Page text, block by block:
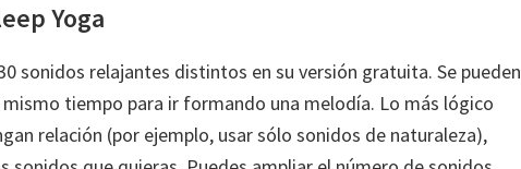
Yoga
sonidos relajantes distintos en su versión gratuita. Se pueden
tiempo para ir formando una melodía. Lo más lógico
relación (por ejemplo, usar sólo sonidos de naturaleza),